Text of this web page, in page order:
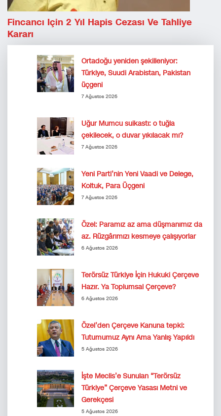
Fincancı Için 2 Yıl Hapis Cezası Ve Tahliye
Kararı
Ortadoğu yeniden şekilleniyor:
Türkiye, Suudi Arabistan, Pakistan
üçgeni
7 Ağustos 2026
Uğur Mumcu suikastı: o tuğla
çekilecek, o duvar yıkılacak mı?
7 Ağustos 2026
Yeni Parti’nin Yeni Vaadi ve Delege,
Koltuk, Para Üçgeni
7 Ağustos 2026
Özel: Paramız az ama düşmanımız da
az. Rüzgârımızı kesmeye çalışıyorlar
6 Ağustos 2026
Terörsüz Türkiye İçin Hukuki Çerçeve
Hazır. Ya Toplumsal Çerçeve?
6 Ağustos 2026
Özel’den Çerçeve Kanuna tepki:
Tutumumuz Aynı Ama Yanlış Yapıldı
5 Ağustos 2026
İşte Meclis’e Sunulan “Terörsüz
Türkiye” Çerçeve Yasası Metni ve
Gerekçesi
5 Ağustos 2026